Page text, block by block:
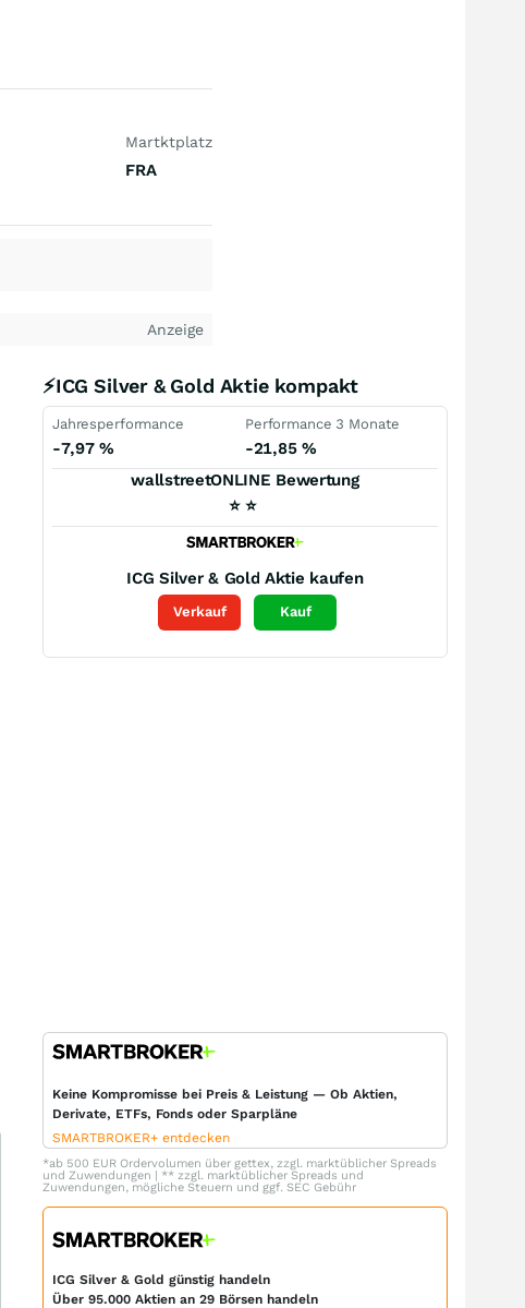
Martktplatz
FRA
Anzeige
⚡ICG Silver & Gold Aktie kompakt
Jahresperformance
-7,97%
Performance 3 Monate
-21,85 %
wallstreetONLINE Bewertung
⭐ ⭐
ICG Silver & Gold Aktie kaufen
Verkauf Kauf
Keine Kompromisse bei Preis & Leistung — Ob Aktien,
Derivate, ETFs, Fonds oder Sparpläne
SMARTBROKER+ entdecken
*ab 500 EUR Ordervolumen über gettex, zzgl. marktüblicher Spreads
und Zuwendungen | ** zzgl. marktüblicher Spreads und
Zuwendungen, mögliche Steuern und ggf. SEC Gebühr
ICG Silver & Gold günstig handeln
Über 95.000 Aktien an 29 Börsen handeln